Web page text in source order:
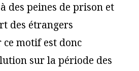
des peines de prison et
des étrangers
motif est donc
sur la période des